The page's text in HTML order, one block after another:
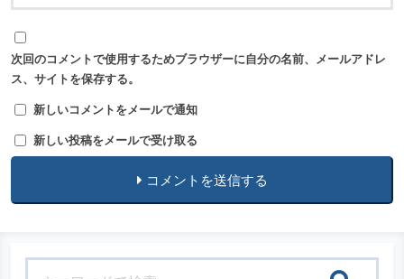
次回のコメントで使用するためブラウザーに自分の名前、メールアドレ
ス、サイトを保存する。
新しいコメントをメールで通知
新しい投稿をメールで受け取る
コメントを送信する